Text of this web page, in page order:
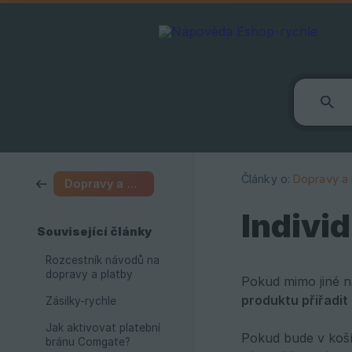
Dopravy a platby
Související články
Rozcestník návodů na
dopravy a platby
Zásilky-rychle
Jak aktivovat platební
bránu Comgate?
Články o: Dopravy a
Pokud mimo jiné
produktu přiřadit
Pokud bude v